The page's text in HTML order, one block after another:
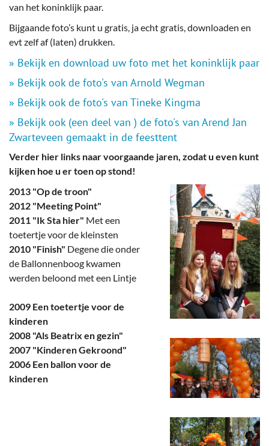
van het koninklijk paar.
Bijgaande foto’s kunt u gratis, ja echt gratis, downloaden en
evt zelf af (laten) drukken.
» Bekijk en download uw foto met het koninklijk paar
» Bekijk ook de foto's van Arnold Wegman
» Bekijk ook de foto's van Tineke Kingma
» Bekijk ook (een deel van ) de foto's van Arend Jan
Zwarteveen gemaakt in de feesttent
Verder hier links naar voorgaande jaren, zodat u even kunt
kijken hoe u er toen op stond!
2013 "Op de troon"
2012 "Meeting Point"
2011 "Ik Sta hier" Met een
toetertje voor de kleinsten
2010 "Finish" Degene die onder
de Ballonnenboog kwamen
werden beloond met een Lintje
2009 Een toetertje voor de
kinderen
2008 "Als Beatrix en gezin"
2007 "Kinderen Gekroond"
2006 Een ballon voor de
kinderen